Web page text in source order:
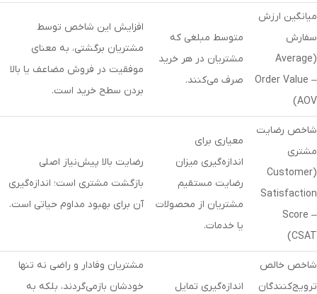
میانگین ارزش
سفارش
(
Average
Order Value –
AOV
)
متوسط مبلغی که
مشتریان در هر خرید
صرف می‌کنند.
افزایش این شاخص توسط
مشتریان برگشتی، به معنای
موفقیت در فروش مضاعف یا بالا
بردن سطح خرید است.
شاخص رضایت
مشتری
(
Customer
Satisfaction
Score –
CSAT
)
معیاری برای
اندازه‌گیری میزان
رضایت مستقیم
مشتریان از محصولات
یا خدمات.
رضایت بالا پیش‌نیاز اصلی
بازگشت مشتری است؛ اندازه‌گیری
آن برای بهبود مداوم حیاتی است.
شاخص خالص
ترویج‌کنندگان
اندازه‌گیری تمایل
مشتریان وفادار و راضی نه تنها
خودشان بازمی‌گردند، بلکه به